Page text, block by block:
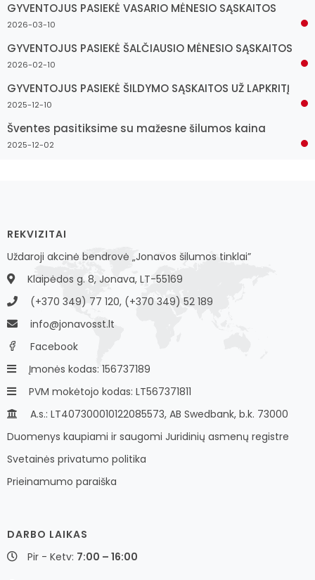
GYVENTOJUS PASIEKĖ VASARIO MĖNESIO SĄSKAITOS
2026-03-10
GYVENTOJUS PASIEKĖ ŠALČIAUSIO MĖNESIO SĄSKAITOS
2026-02-10
GYVENTOJUS PASIEKĖ ŠILDYMO SĄSKAITOS UŽ LAPKRITĮ
2025-12-10
Šventes pasitiksime su mažesne šilumos kaina
2025-12-02
REKVIZITAI
Uždaroji akcinė bendrovė „Jonavos šilumos tinklai”
Klaipėdos g. 8, Jonava, LT-55169
(+370 349) 77 120, (+370 349) 52 189
info@jonavosst.lt
Facebook
Įmonės kodas: 156737189
PVM mokėtojo kodas: LT567371811
A.s.: LT407300010122085573, AB Swedbank, b.k. 73000
Duomenys kaupiami ir saugomi Juridinių asmenų registre
Svetainės privatumo politika
Prieinamumo paraiška
DARBO LAIKAS
Pir - Ketv: 7:00 – 16:00